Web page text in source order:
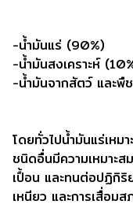
-น้ำมันแร่ (90%)
-น้ำมันสงเคราะห์
-น้ำมันจากสัตว์ และพื
โดยทั่วไปน้ำมันแร่เห
ชนิดอื่นมีความเหมาะ
เปื้อน และทนต่อปฏิกิริ
เหนียว และการเสื่อมส